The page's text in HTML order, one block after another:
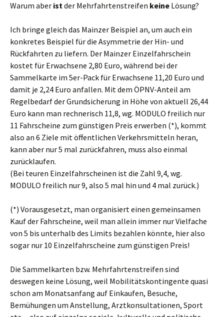
Warum aber istder Mehrfahrtenstreifen keine Lösung?
Ich bringe gleich das Mainzer Beispiel an, um auch ein
konkretes Beispiel für die Asymmetrie der Hin- und
Rückfahrten zu liefern. Der Mainzer Einzelfahrschein
kostet für Erwachsene 2,80 Euro, während bei der
Sammelkarte im 5er-Pack für Erwachsene 11,20 Euro und
damit je 2,24 Euro anfallen. Mit dem ÖPNV-Anteil am
Regelbedarf der Grundsicherung in Höhe von aktuell 26,44
Euro kann man rechnerisch 11,8, wg. MODULO freilich nur
11 Fahrscheine zum günstigen Preis erwerben (*), kommt
also an 6 Ziele mit öffentlichen Verkehrsmitteln heran,
kann aber nur 5 mal zurückfahren, muss also einmal
zurücklaufen.
(Bei teuren Einzelfahrscheinen ist die Zahl 9,4, wg.
MODULO freilich nur 9, also 5 mal hin und 4 mal zurück.)
(*) Vorausgesetzt, man organisiert einen gemeinsamen
Kauf der Fahrscheine, weil man allein immer nur Vielfache
von 5 bis unterhalb des Limits bezahlen könnte, hier also
sogar nur 10 Einzelfahrscheine zum günstigen Preis!
Die Sammelkarten bzw. Mehrfahrtenstreifen sind
deswegen keine Lösung, weil Mobilitätskontingente quasi
schon am Monatsanfang auf Einkaufen, Besuche,
Bemühungen um Anstellung, Arztkonsultationen, Sport